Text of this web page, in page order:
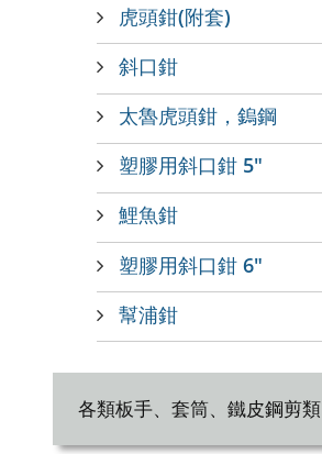
虎頭鉗(附套)
斜口鉗
太魯虎頭鉗，鎢鋼
塑膠用斜口鉗 5"
鯉魚鉗
塑膠用斜口鉗 6"
幫浦鉗
各類板手、套筒、鐵皮鋼剪類